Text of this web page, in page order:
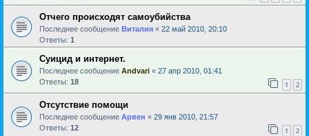
Отчего происходят самоубийства
Последнее сообщение Виталия « 22 май 2010, 20:10
Ответы: 1
Суицид и интернет.
Последнее сообщение Andvari « 27 апр 2010, 01:41
Ответы: 18 1 2
Отсутствие помощи
Последнее сообщение Арвен « 29 янв 2010, 21:57
Ответы: 12 1 2